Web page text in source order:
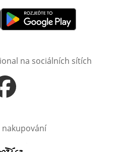
Otevře v novém okně
na sociálních sítích
v novém okně
nakupování